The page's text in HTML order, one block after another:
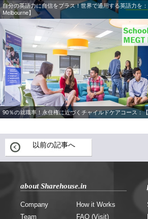
自分の英語力に自信をプラス！世界で通用する英語力を
Melbourne】
90％の就職率！永住権に近づくチャイルドケアコース：
以前の記事へ
about Sharehouse.in
Company
Team
How it Works
FAQ (Visit)